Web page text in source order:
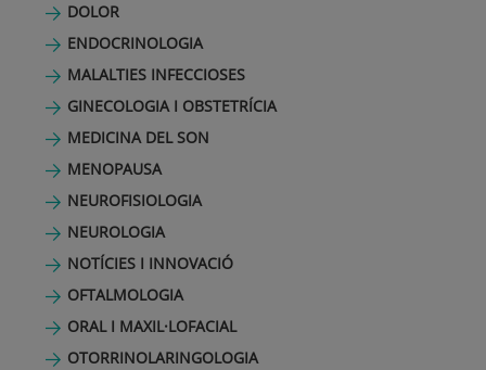
DOLOR
ENDOCRINOLOGIA
MALALTIES INFECCIOSES
GINECOLOGIA I OBSTETRÍCIA
MEDICINA DEL SON
MENOPAUSA
NEUROFISIOLOGIA
NEUROLOGIA
NOTÍCIES I INNOVACIÓ
OFTALMOLOGIA
ORAL I MAXIL·LOFACIAL
OTORRINOLARINGOLOGIA